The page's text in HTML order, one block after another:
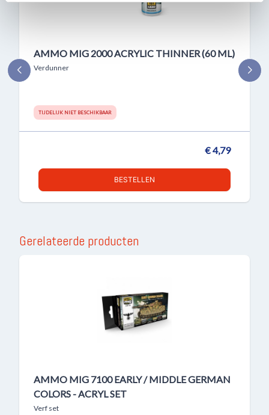
verzameld op basis van uw gebruik van hun services.
AMMO MIG 2000 ACRYLIC THINNER (60 ML)
Verdunner
TIJDELIJK NIET BESCHIKBAAR
€ 4,79
BESTELLEN
Gerelateerde producten
AMMO MIG 7100 EARLY / MIDDLE GERMAN
COLORS - ACRYL SET
Verf set